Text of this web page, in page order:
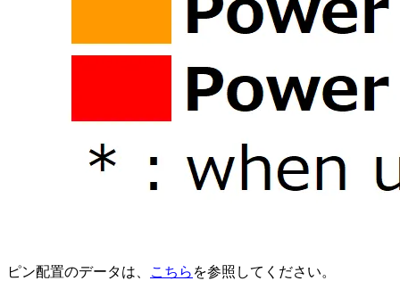
ピン配置のデータは、 こちら を参照してください。